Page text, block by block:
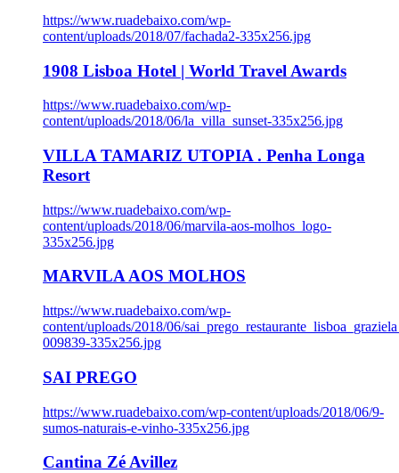
https://www.ruadebaixo.com/wp-
content/uploads/2018/07/fachada2-335x256.jpg
1908 Lisboa Hotel | World Travel Awards
https://www.ruadebaixo.com/wp-
content/uploads/2018/06/la_villa_sunset-335x256.jpg
VILLA TAMARIZ UTOPIA . Penha Longa
Resort
https://www.ruadebaixo.com/wp-
content/uploads/2018/06/marvila-aos-molhos_logo-
335x256.jpg
MARVILA AOS MOLHOS
https://www.ruadebaixo.com/wp-
content/uploads/2018/06/
009839-335x256.jpg
SAI PREGO
https://www.ruadebaixo.com/wp-content/uploads/2018/06/9-
sumos-naturais-e-vinho-335x256.jpg
Cantina Zé Avillez